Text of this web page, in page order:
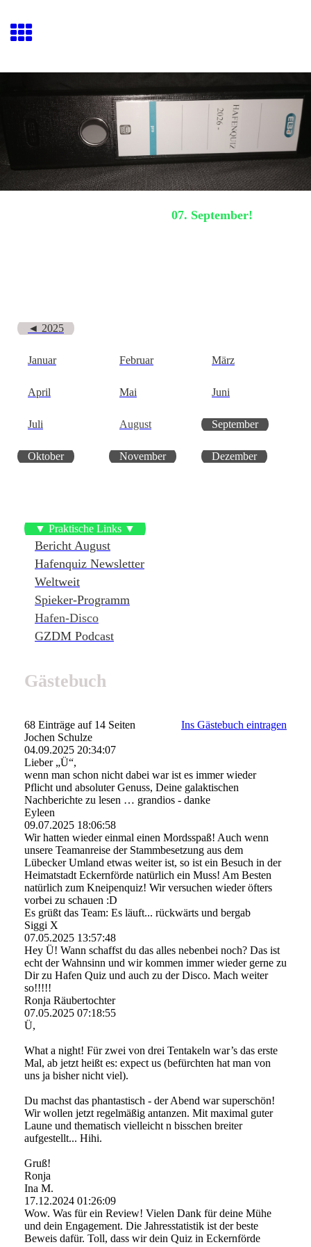
07. September!
◄ 2025
Januar Februar März
April Mai Juni
Juli August September
Oktober November Dezember
▼ Praktische Links ▼
Bericht August
Hafenquiz Newsletter
Weltweit
Spieker-Programm
Hafen-Disco
GZDM Podcast
Gästebuch
68 Einträge auf 14 Seiten
Ins Gästebuch eintragen
Jochen Schulze
04.09.2025 20:34:07
Lieber „Ü“,
wenn man schon nicht dabei war ist es immer wieder
Pflicht und absoluter Genuss, Deine galaktischen
Nachberichte zu lesen … grandios - danke
Eyleen
09.07.2025 18:06:58
Wir hatten wieder einmal einen Mordsspaß! Auch wenn
unsere Teamanreise der Stammbesetzung aus dem
Lübecker Umland etwas weiter ist, so ist ein Besuch in der
Heimatstadt Eckernförde natürlich ein Muss! Am Besten
natürlich zum Kneipenquiz! Wir versuchen wieder öfters
vorbei zu schauen :D
Es grüßt das Team: Es läuft... rückwärts und bergab
Siggi X
07.05.2025 13:57:48
Hey Ü! Wann schaffst du das alles nebenbei noch? Das ist
echt der Wahnsinn und wir kommen immer wieder gerne zu
Dir zu Hafen Quiz und auch zu der Disco. Mach weiter
so!!!!!
Ronja Räubertochter
07.05.2025 07:18:55
Ü,
What a night! Für zwei von drei Tentakeln war’s das erste
Mal, ab jetzt heißt es: expect us (befürchten hat man von
uns ja bisher nicht viel).
Du machst das phantastisch - der Abend war superschön!
Wir wollen jetzt regelmäßig antanzen. Mit maximal guter
Laune und thematisch vielleicht n bisschen breiter
aufgestellt... Hihi.
Gruß!
Ronja
Ina M.
17.12.2024 01:26:09
Wow. Was für ein Review! Vielen Dank für deine Mühe
und dein Engagement. Die Jahresstatistik ist der beste
Beweis dafür. Toll, dass wir dein Quiz in Eckernförde